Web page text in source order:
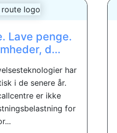
Lave penge.
d...
har
i de senere år.
er ikke
for